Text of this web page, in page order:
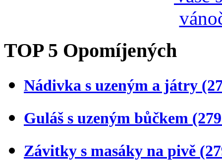
TOP 5 Opomíjených
Nádivka s uzeným a játry
Guláš s uzeným bůčkem
Závitky s masáky na pivě